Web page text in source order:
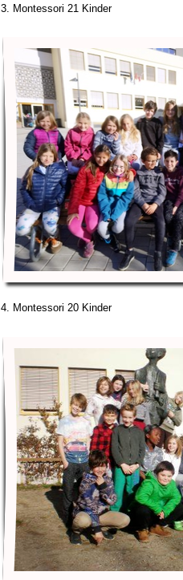
3. Montessori 21 Kinder
4. Montessori 20 Kinder